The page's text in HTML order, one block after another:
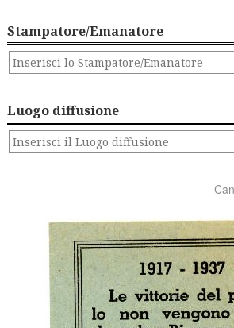
Stampatore/Emanatore
Luogo diffusione